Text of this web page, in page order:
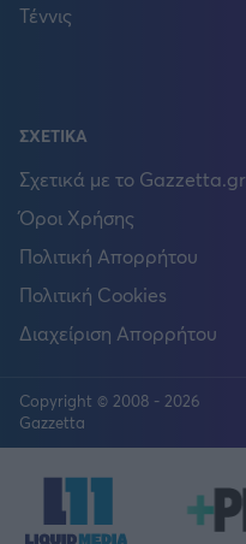
Τέννις
ΣΧΕΤΙΚΑ
Σχετικά με το Gazzetta.gr
Όροι Χρήσης
Πολιτική Απορρήτου
Πολιτική Cookies
Διαχείριση Απορρήτου
Copyright © 2008 - 2026
Gazzetta